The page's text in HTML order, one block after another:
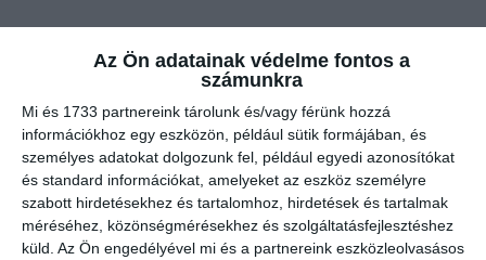
Az Ön adatainak védelme fontos a
számunkra
Mi és 1733 partnereink tárolunk és/vagy férünk hozzá
információkhoz egy eszközön, például sütik formájában, és
személyes adatokat dolgozunk fel, például egyedi azonosítókat
és standard információkat, amelyeket az eszköz személyre
szabott hirdetésekhez és tartalomhoz, hirdetések és tartalmak
méréséhez, közönségmérésekhez és szolgáltatásfejlesztéshez
küld. Az Ön engedélyével mi és a partnereink eszközleolvasásos